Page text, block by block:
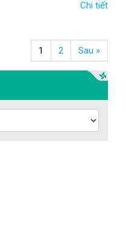
Chi tiết
1 2 Sau »